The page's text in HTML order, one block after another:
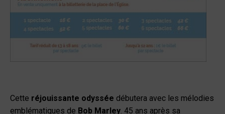
Cette réjouissante odyssée débutera avec les mélodies
emblématiques de Bob Marley. 45 ans après sa